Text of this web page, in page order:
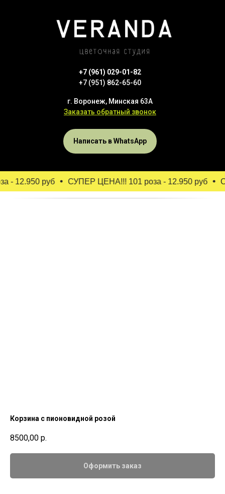
+7 (961) 029-01-82
+7 (951) 862-65-60
г. Воронеж, Минская 63А
Заказать обратный звонок
Написать в WhatsApp
- 12.950 руб СУПЕР ЦЕНА!!! 101 роза - 12.950 руб
Корзина с пионовидной розой
8500,00 р.
Оформить заказ